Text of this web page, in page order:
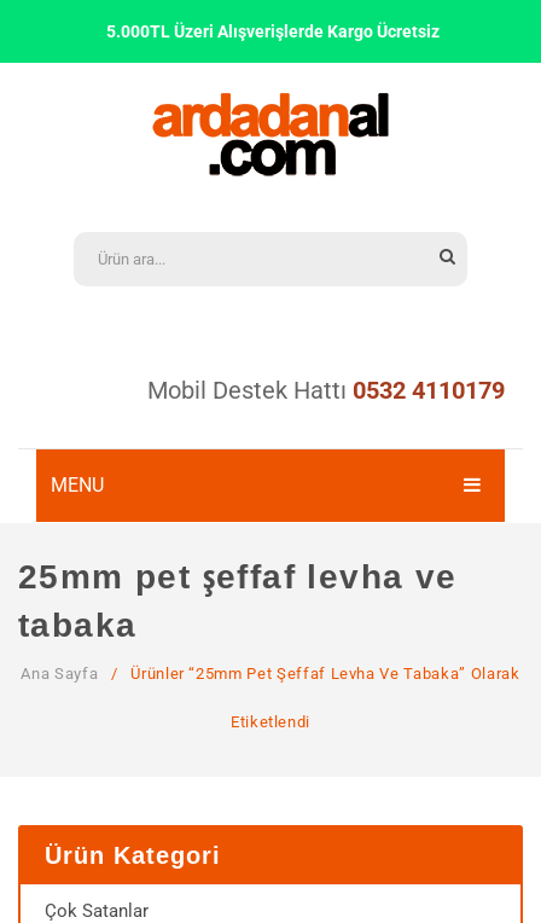
5.000TL Üzeri Alışverişlerde Kargo Ücretsiz
Mobil Destek Hattı 0532 4110179
MENU
KURUMSAL
İLETIŞIM
HESABIM
25mm pet şeffaf levha ve
tabaka
Ana Sayfa / Ürünler “25mm Pet Şeffaf Levha Ve Tabaka” Olarak
Etiketlendi
Ürün Kategori
Çok Satanlar